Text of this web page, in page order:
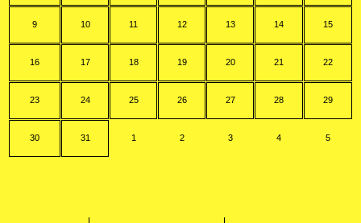
9 10 11 12 13 14 15
16 17 18 19 20 21 22
23 24 25 26 27 28 29
30 31 1 2 3 4 5